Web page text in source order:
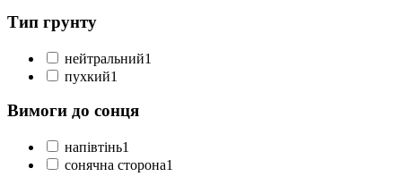
Тип грунту
нейтральний1
пухкий1
Вимоги до сонця
напівтінь1
сонячна сторона1